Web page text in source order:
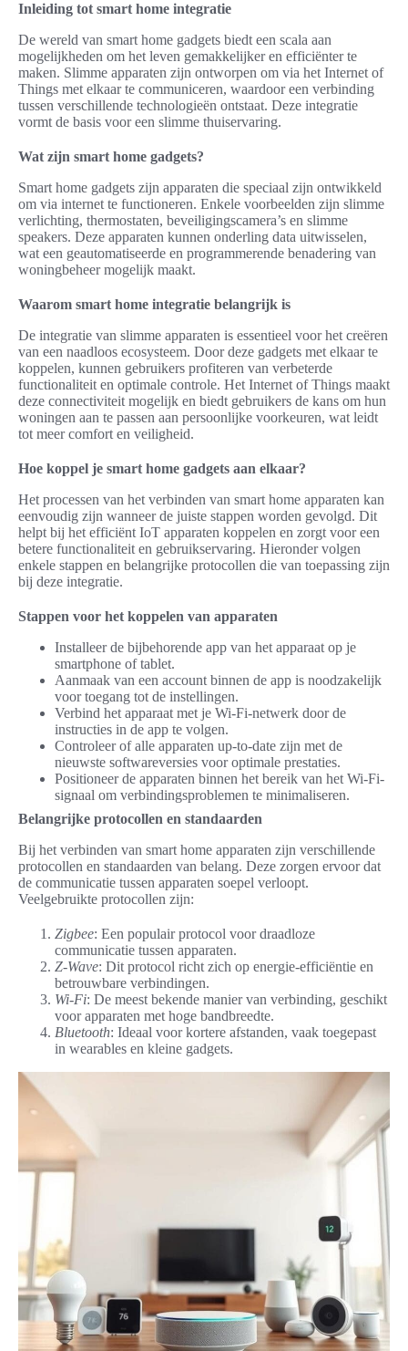
Inleiding tot smart home integratie
De wereld van smart home gadgets biedt een scala aan
mogelijkheden om het leven gemakkelijker en efficiënter te
maken. Slimme apparaten zijn ontworpen om via het Internet of
Things met elkaar te communiceren, waardoor een verbinding
tussen verschillende technologieën ontstaat. Deze integratie
vormt de basis voor een slimme thuiservaring.
Wat zijn smart home gadgets?
Smart home gadgets zijn apparaten die speciaal zijn ontwikkeld
om via internet te functioneren. Enkele voorbeelden zijn slimme
verlichting, thermostaten, beveiligingscamera’s en slimme
speakers. Deze apparaten kunnen onderling data uitwisselen,
wat een geautomatiseerde en programmerende benadering van
woningbeheer mogelijk maakt.
Waarom smart home integratie belangrijk is
De integratie van slimme apparaten is essentieel voor het creëren
van een naadloos ecosysteem. Door deze gadgets met elkaar te
koppelen, kunnen gebruikers profiteren van verbeterde
functionaliteit en optimale controle. Het Internet of Things maakt
deze connectiviteit mogelijk en biedt gebruikers de kans om hun
woningen aan te passen aan persoonlijke voorkeuren, wat leidt
tot meer comfort en veiligheid.
Hoe koppel je smart home gadgets aan elkaar?
Het processen van het verbinden van smart home apparaten kan
eenvoudig zijn wanneer de juiste stappen worden gevolgd. Dit
helpt bij het efficiënt IoT apparaten koppelen en zorgt voor een
betere functionaliteit en gebruikservaring. Hieronder volgen
enkele stappen en belangrijke protocollen die van toepassing zijn
bij deze integratie.
Stappen voor het koppelen van apparaten
Installeer de bijbehorende app van het apparaat op je
smartphone of tablet.
Aanmaak van een account binnen de app is noodzakelijk
voor toegang tot de instellingen.
Verbind het apparaat met je Wi-Fi-netwerk door de
instructies in de app te volgen.
Controleer of alle apparaten up-to-date zijn met de
nieuwste softwareversies voor optimale prestaties.
Positioneer de apparaten binnen het bereik van het Wi-Fi-
signaal om verbindingsproblemen te minimaliseren.
Belangrijke protocollen en standaarden
Bij het verbinden van smart home apparaten zijn verschillende
protocollen en standaarden van belang. Deze zorgen ervoor dat
de communicatie tussen apparaten soepel verloopt.
Veelgebruikte protocollen zijn:
Zigbee: Een populair protocol voor draadloze
communicatie tussen apparaten.
Z-Wave: Dit protocol richt zich op energie-efficiëntie en
betrouwbare verbindingen.
Wi-Fi: De meest bekende manier van verbinding, geschikt
voor apparaten met hoge bandbreedte.
Bluetooth: Ideaal voor kortere afstanden, vaak toegepast
in wearables en kleine gadgets.